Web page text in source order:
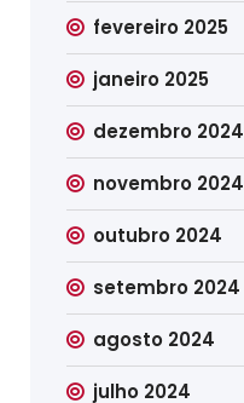
fevereiro 2025
janeiro 2025
dezembro 2024
novembro 2024
outubro 2024
setembro 2024
agosto 2024
julho 2024